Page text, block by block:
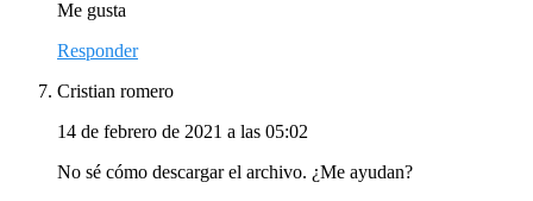
Me gusta
Responder
Cristian romero
14 de febrero de 2021 a las 05:02
No sé cómo descargar el archivo. ¿Me ayudan?